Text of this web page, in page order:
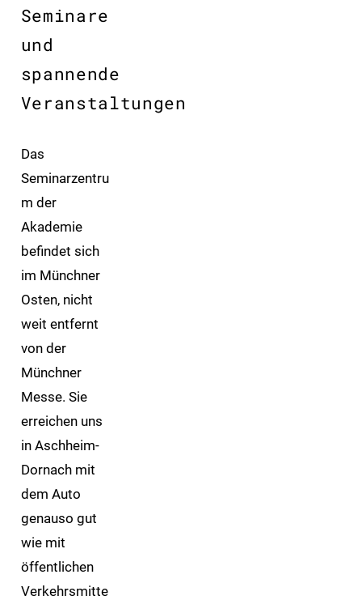
Seminare
und
spannende
Veranstaltungen
Das
Seminarzentru
m der
Akademie
befindet sich
im Münchner
Osten, nicht
weit entfernt
von der
Münchner
Messe. Sie
erreichen uns
in Aschheim-
Dornach mit
dem Auto
genauso gut
wie mit
öffentlichen
Verkehrsmitte